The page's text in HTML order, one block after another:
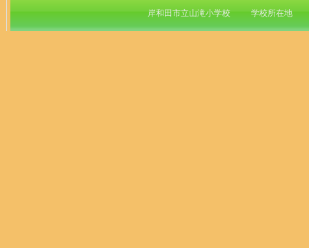
岸和田市立山滝小学校 学校所在地